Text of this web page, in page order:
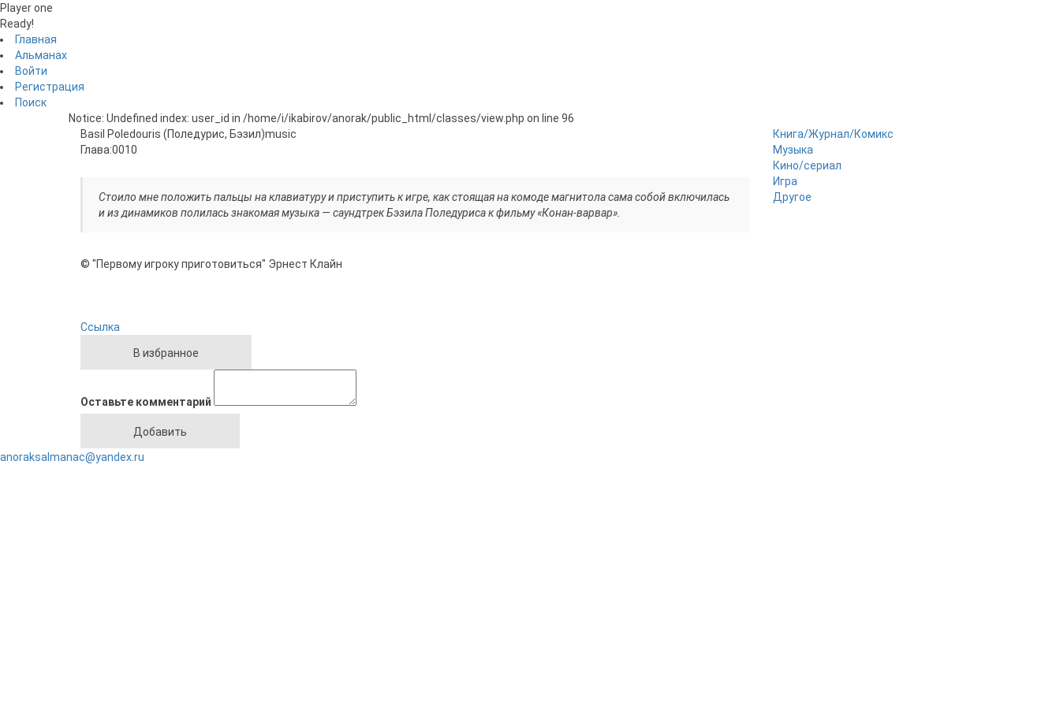
Player one
Ready!
Главная
Альманах
Войти
Регистрация
Поиск
Notice: Undefined index: user_id in /home/i/ikabirov/anorak/public_html/classes/view.php on line 96
Basil Poledouris (Поледурис, Бэзил)music
Глава:0010
Стоило мне положить пальцы на клавиатуру и приступить к игре, как стоящая на комоде магнитола сама собой включилась
и из динамиков полилась знакомая музыка — саундтрек Бэзила Поледуриса к фильму «Конан-варвар».
© "Первому игроку приготовиться" Эрнест Клайн
Ссылка
Оставьте комментарий
Книга/Журнал/Комикс
Музыка
Кино/сериал
Игра
Другое
anoraksalmanac@yandex.ru